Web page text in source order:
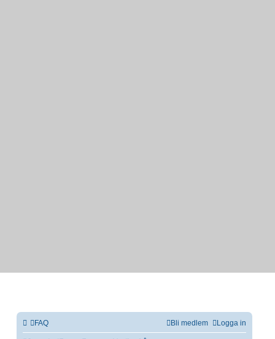
FAQ Logga in
Bli medlem